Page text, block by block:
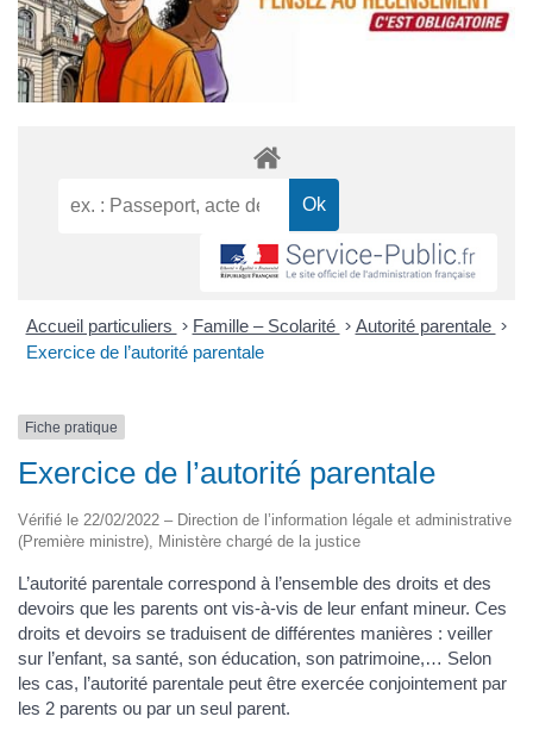
Accueil particuliers > Famille – Scolarité > Autorité parentale >
Exercice de l’autorité parentale
Fiche pratique
Exercice de l’autorité parentale
Vérifié le 22/02/2022 – Direction de l’information légale et administrative
(Première ministre), Ministère chargé de la justice
L’autorité parentale correspond à l’ensemble des droits et des
devoirs que les parents ont vis-à-vis de leur enfant mineur. Ces
droits et devoirs se traduisent de différentes manières : veiller
sur l’enfant, sa santé, son éducation, son patrimoine,… Selon
les cas, l’autorité parentale peut être exercée conjointement par
les 2 parents ou par un seul parent.